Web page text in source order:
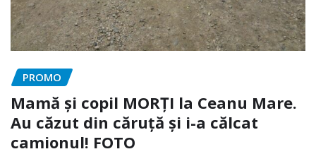
PROMO
Mamă și copil MORȚI la Ceanu Mare.
Au căzut din căruță și i-a călcat
camionul! FOTO